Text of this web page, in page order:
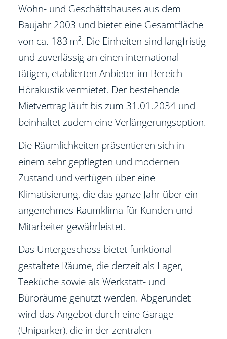
Wohn- und Geschäftshauses aus dem
Baujahr 2003 und bietet eine Gesamtfläche
von ca. 183 m². Die Einheiten sind langfristig
und zuverlässig an einen international
tätigen, etablierten Anbieter im Bereich
Hörakustik vermietet. Der bestehende
Mietvertrag läuft bis zum 31.01.2034 und
beinhaltet zudem eine Verlängerungsoption.
Die Räumlichkeiten präsentieren sich in
einem sehr gepflegten und modernen
Zustand und verfügen über eine
Klimatisierung, die das ganze Jahr über ein
angenehmes Raumklima für Kunden und
Mitarbeiter gewährleistet.
Das Untergeschoss bietet funktional
gestaltete Räume, die derzeit als Lager,
Teeküche sowie als Werkstatt- und
Büroräume genutzt werden. Abgerundet
wird das Angebot durch eine Garage
(Uniparker), die in der zentralen